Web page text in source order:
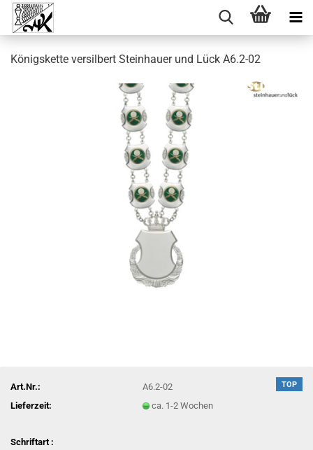
Königskette versilbert Steinhauer und Lück A6.2-02
TOP
Art.Nr.:
A6.2-02
Lieferzeit:
ca. 1-2 Wochen
Schriftart :